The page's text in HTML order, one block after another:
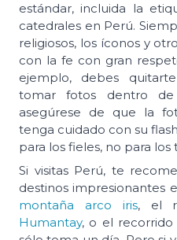
estándar, incluida la
catedrales en Perú.
religiosos, los íconos y
con la fe con gran
ejemplo, debes
tomar fotos dentro
asegúrese de que la
tenga cuidado con su
para los fieles, no para los
Si visitas Perú, te
destinos impresionantes
montaña arco iris, el
Humantay, o el